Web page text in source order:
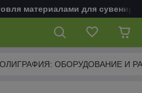
материалами для
ОБОРУДОВАНИЕ И